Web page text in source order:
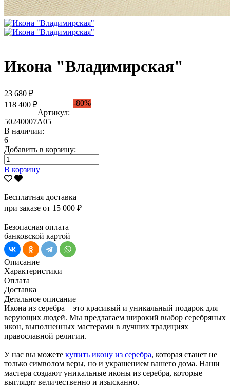
Икона "Владимирская"
23 680 ₽
118 400 ₽
-80%
Артикул:
50240007А05
В наличии:
6
Добавить в корзину:
В корзину
Бесплатная доставка
при заказе от 15 000 ₽
Безопасная оплата
банковской картой
Описание
Характеристики
Оплата
Доставка
Детальное описание
Икона из серебра – это красивый и уникальный подарок для
верующих людей. Мы предлагаем широкий выбор серебряных
икон, выполненных мастерами в лучших традициях
православной религии.
У нас вы можете купить икону из серебра, которая станет не
только символом веры, но и украшением вашего дома. Наши
мастера создают уникальные иконы из серебра, которые
выглядят величественно и изысканно.